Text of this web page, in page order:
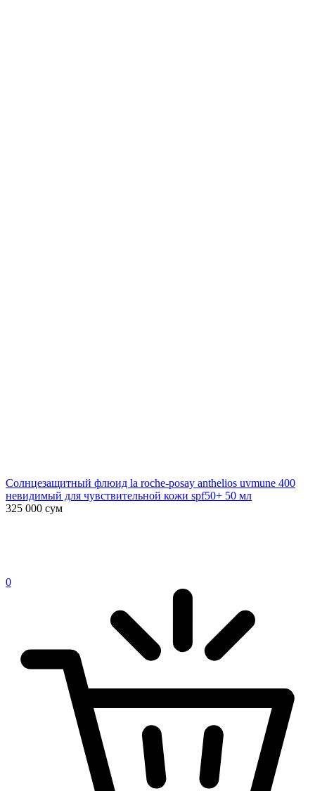
Солнцезащитный флюид la roche-posay anthelios uvmune 400
невидимый для чувствительной кожи spf50+ 50 мл
325 000 сум
0